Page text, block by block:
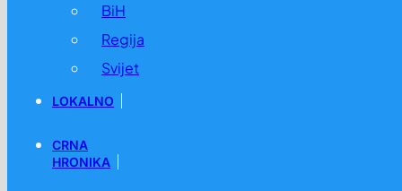
BiH
Regija
Svijet
LOKALNO
CRNA
HRONIKA